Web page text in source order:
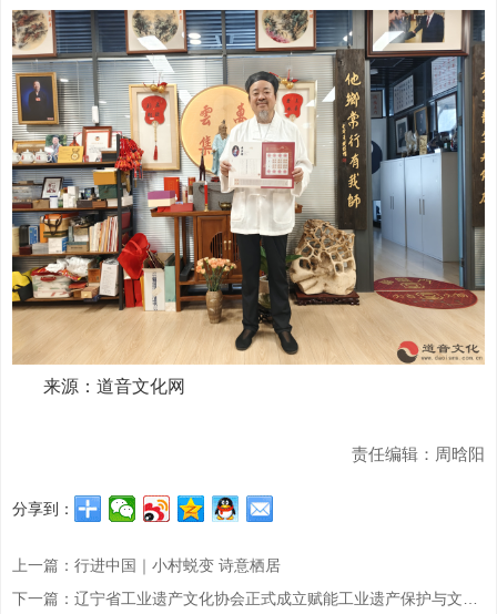
来源：道音文化网
责任编辑：周晗阳
分享到：
上一篇：行进中国｜小村蜕变 诗意栖居